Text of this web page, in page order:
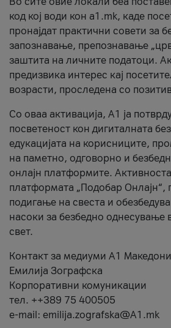
код кој води кон a1.mk, каде
пронајдат практични совети за
запознавање, препознавање
заштита на личните податоци.
предизвика интерес кај
возрасти, проследена со
Со оваа активација, А1 ја
посветеност кон дигиталната
едукацијата на корисниците,
на паметно, одговорно и
онлајн платформите.
платформата „Подобар Онлајн“,
подигање на свеста и
насоки за безбедно однесување
свет.
Контакт за медиуми А1
Емилија Зографска
Корпоративни комуникации
тел. ++389 75 400505
e-mail: emilija.zografska@A1.mk